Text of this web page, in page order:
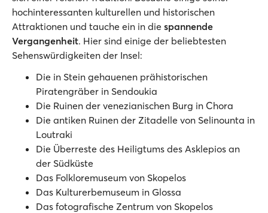
hochinteressanten kulturellen und historischen
Attraktionen und tauche ein in die spannende
Vergangenheit. Hier sind einige der beliebtesten
Sehenswürdigkeiten der Insel:
Die in Stein gehauenen prähistorischen
Piratengräber in Sendoukia
Die Ruinen der venezianischen Burg in Chora
Die antiken Ruinen der Zitadelle von Selinounta in
Loutraki
Die Überreste des Heiligtums des Asklepios an
der Südküste
Das Folkloremuseum von Skopelos
Das Kulturerbemuseum in Glossa
Das fotografische Zentrum von Skopelos